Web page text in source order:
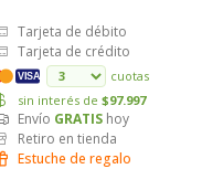
Tarjeta de débito
Tarjeta de crédito
VISA
cuotas
sin interés de $97.997
Envío GRATIS hoy
Retiro en tienda
Estuche de regalo